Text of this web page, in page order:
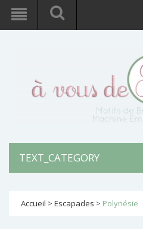
TEXT_CATEGORY
Accueil > Escapades > Polynésie